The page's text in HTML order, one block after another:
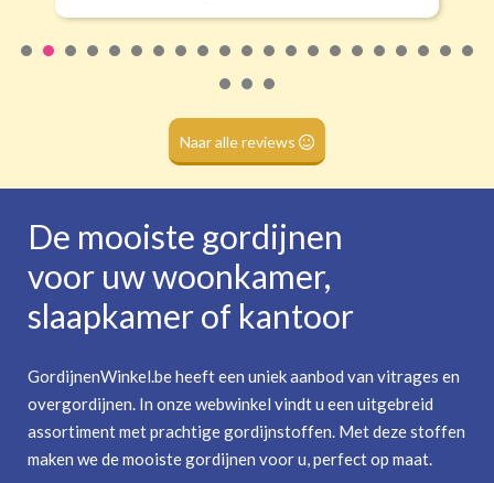
(dubbele tunnel)
Naar alle reviews
De mooiste gordijnen
voor uw woonkamer,
slaapkamer of kantoor
GordijnenWinkel.be heeft een uniek aanbod van vitrages en
overgordijnen. In onze webwinkel vindt u een uitgebreid
assortiment met prachtige gordijnstoffen. Met deze stoffen
maken we de mooiste gordijnen voor u, perfect op maat.